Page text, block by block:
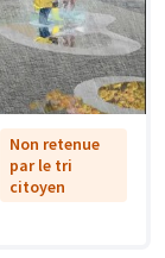
Non retenue
par le tri
citoyen